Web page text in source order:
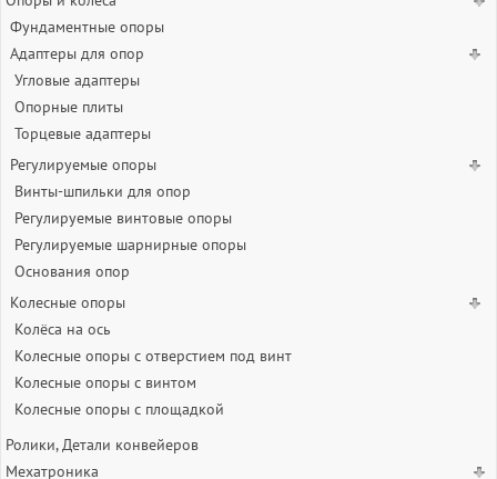
Фундаментные опоры
Адаптеры для опор
Угловые адаптеры
Опорные плиты
Торцевые адаптеры
Регулируемые опоры
Винты-шпильки для опор
Регулируемые винтовые опоры
Регулируемые шарнирные опоры
Основания опор
Колесные опоры
Колёса на ось
Колесные опоры с отверстием под винт
Колесные опоры с винтом
Колесные опоры с площадкой
Ролики, Детали конвейеров
Мехатроника